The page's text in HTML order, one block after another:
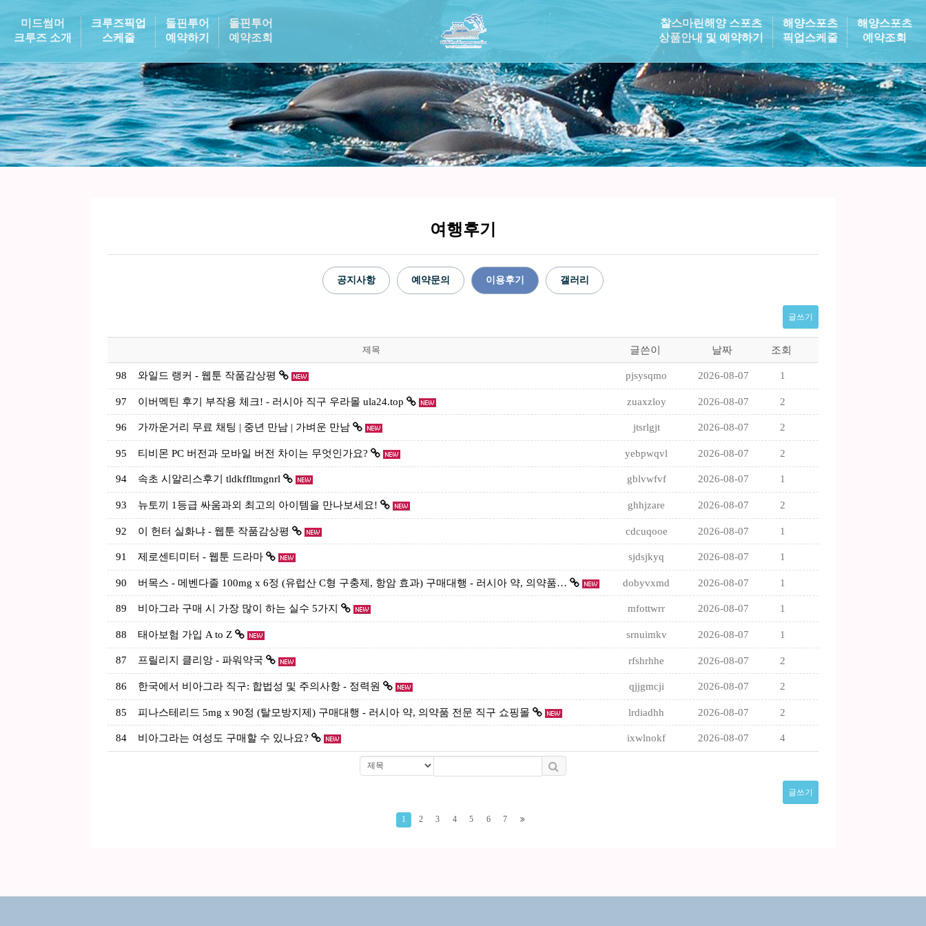
미드썸머
크루즈 소개
크루즈픽업
스케줄
돌핀투어
예약하기
돌핀투어
예약조회
찰스마린해양 스포츠
상품안내 및 예약하기
해양스포츠
픽업스케줄
해양스포츠
예약조회
여행후기
공지사항 예약문의 이용후기 갤러리
글쓰기
제목 글쓴이 날짜 조회
98 와일드 랭커 - 웹툰 작품감상평 pjsysqmo 2026-08-07 1
97 이버멕틴 후기 부작용 체크! - 러시아 직구 우라몰 ula24.top zuaxzloy 2026-08-07 2
96 가까운거리 무료 채팅 | 중년 만남 | 가벼운 만남 jtsrlgjt 2026-08-07 2
95 티비몬 PC 버전과 모바일 버전 차이는 무엇인가요? yebpwqvl 2026-08-07 2
94 속초 시알리스후기 tldkffltmgnrl gblvwfvf 2026-08-07 1
93 뉴토끼 1등급 싸움과외 최고의 아이템을 만나보세요! ghhjzare 2026-08-07 2
92 이 헌터 실화냐 - 웹툰 작품감상평 cdcuqooe 2026-08-07 1
91 제로센티미터 - 웹툰 드라마 sjdsjkyq 2026-08-07 1
90 버목스 - 메벤다졸 100mg x 6정 (유럽산 C형 구충제, 항암 효과) 구매대행 - 러시아 약, 의약품… dobyvxmd 2026-08-07 1
89 비아그라 구매 시 가장 많이 하는 실수 5가지 mfottwrr 2026-08-07 1
88 태아보험 가입 A to Z srnuimkv 2026-08-07 1
87 프릴리지 클리앙 - 파워약국 rfshrhhe 2026-08-07 2
86 한국에서 비아그라 직구: 합법성 및 주의사항 - 정력원 qjjgmcji 2026-08-07 2
85 피나스테리드 5mg x 90정 (탈모방지제) 구매대행 - 러시아 약, 의약품 전문 직구 쇼핑몰 lrdiadhh 2026-08-07 2
84 비아그라는 여성도 구매할 수 있나요? ixwlnokf 2026-08-07 4
글쓰기
1 2 3 4 5 6 7